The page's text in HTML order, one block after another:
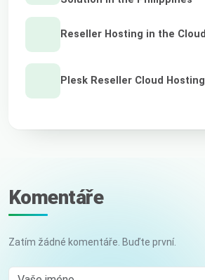
Reseller Hosting in the Cloud
Plesk Reseller Cloud Hosting
Komentáře
Zatím žádné komentáře. Buďte první.
Vaše jméno